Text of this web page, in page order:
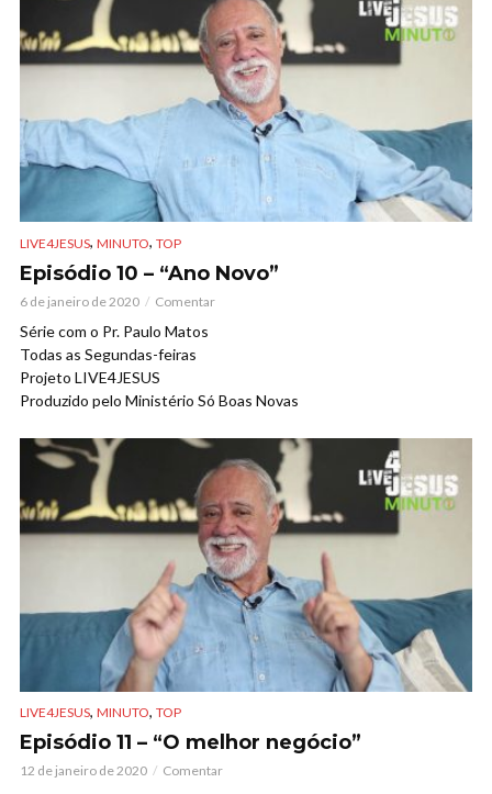
LIVE4JESUS, MINUTO, TOP
Episódio 10 – “Ano Novo”
6 de janeiro de 2020 Comentar
Série com o Pr. Paulo Matos
Todas as Segundas-feiras
Projeto LIVE4JESUS
Produzido pelo Ministério Só Boas Novas
LIVE4JESUS, MINUTO, TOP
Episódio 11 – “O melhor negócio”
12 de janeiro de 2020 Comentar